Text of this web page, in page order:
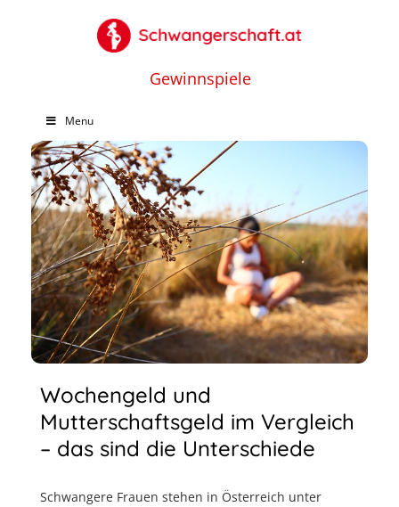
Gewinnspiele
Menu
Wochengeld und
Mutterschaftsgeld im Vergleich
– das sind die Unterschiede
Schwangere Frauen stehen in Österreich unter